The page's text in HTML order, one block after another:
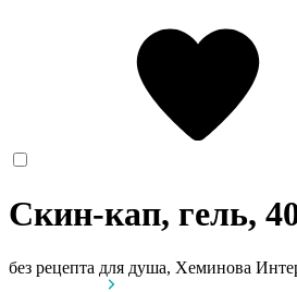
Скин-кап, гель,
без рецепта для душа, Хеминова